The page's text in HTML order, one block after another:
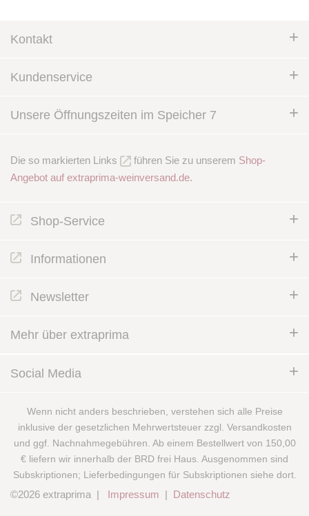
Kontakt
Kundenservice
Unsere Öffnungszeiten im Speicher 7
Die so markierten Links führen Sie zu unserem Shop-
Angebot auf extraprima-weinversand.de.
Shop-Service
Informationen
Newsletter
Mehr über extraprima
Social Media
Wenn nicht anders beschrieben, verstehen sich alle Preise
inklusive der gesetzlichen Mehrwertsteuer zzgl. Versandkosten
und ggf. Nachnahmegebühren. Ab einem Bestellwert von 150,00
€ liefern wir innerhalb der BRD frei Haus. Ausgenommen sind
Subskriptionen; Lieferbedingungen für Subskriptionen siehe dort.
©2026 extraprima | Impressum | Datenschutz